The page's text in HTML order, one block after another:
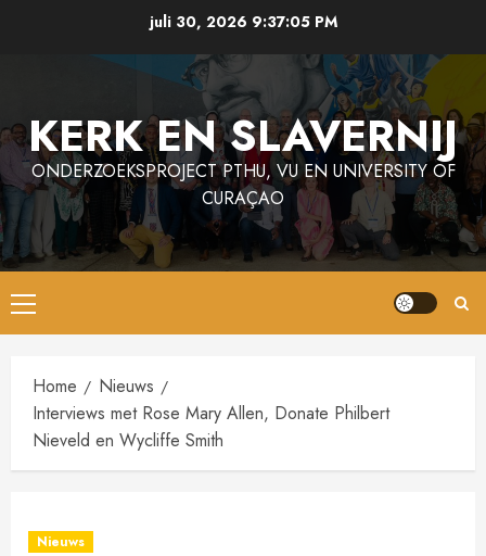
juli 30, 2026 9:37:06 PM
KERK EN SLAVERNIJ
ONDERZOEKSPROJECT PTHU, VU EN UNIVERSITY OF
CURAÇAO
Primair
menu
Home
Nieuws
Interviews met Rose Mary Allen, Donate Philbert
Nieveld en Wycliffe Smith
Nieuws